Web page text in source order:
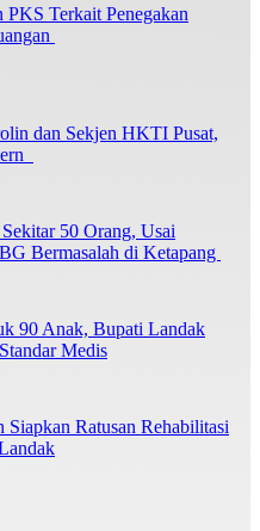
Terkait Penegakan
dan Sekjen HKTI Pusat,
50 Orang, Usai
Bermasalah di Ketapang
90 Anak, Bupati Landak
Medis
Ratusan Rehabilitasi